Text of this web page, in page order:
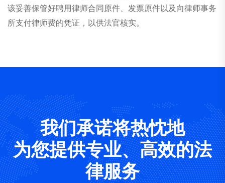
该妥善保管好聘用律师合同原件、发票原件以及向律师事务
所支付律师费的凭证，以供法官核实。
我们承诺将热忱地
为您提供专业、高效的法
律服务